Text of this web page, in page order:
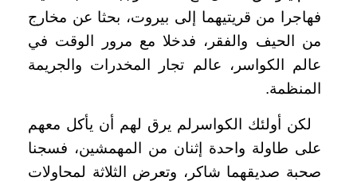
فهاجرا من قريتيهما إلى بيروت، بحثا عن مخارج
من الحيف والفقر، فدخلا مع مرور الوقت في
عالم الكواسر، عالم تجار المخدرات والجريمة
المنظمة.
لكن أولئك الكواسرلم يرق لهم أن يأكل معهم
على طاولة واحدة إثنان من المهمشين، فسجنا
صحبة صديقهما شاكر، وتعرض الثلاثة لمحاولات